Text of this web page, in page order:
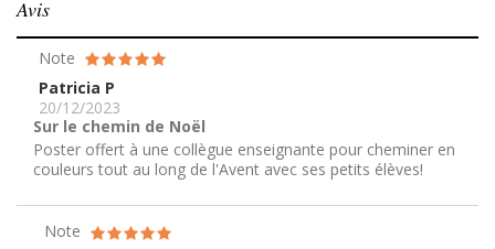
Avis
Note
Patricia P
20/12/2023
Sur le chemin de Noël
Poster offert à une collègue enseignante pour cheminer en
couleurs tout au long de l'Avent avec ses petits élèves!
Note